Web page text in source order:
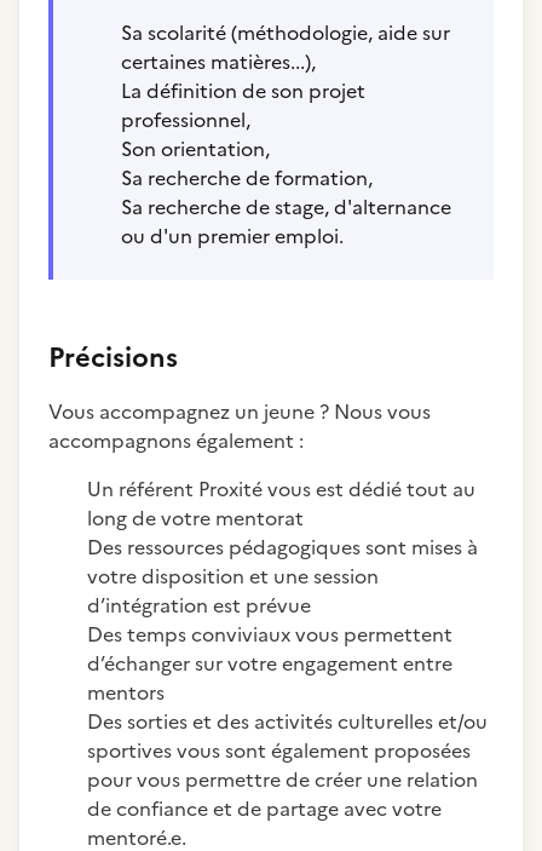
Sa scolarité (méthodologie, aide sur
certaines matières...),
La définition de son projet
professionnel,
Son orientation,
Sa recherche de formation,
Sa recherche de stage, d'alternance
ou d'un premier emploi.
Précisions
Vous accompagnez un jeune ? Nous vous
accompagnons également :
Un référent Proxité vous est dédié tout au
long de votre mentorat
Des ressources pédagogiques sont mises à
votre disposition et une session
d’intégration est prévue
Des temps conviviaux vous permettent
d’échanger sur votre engagement entre
mentors
Des sorties et des activités culturelles et/ou
sportives vous sont également proposées
pour vous permettre de créer une relation
de confiance et de partage avec votre
mentoré.e.